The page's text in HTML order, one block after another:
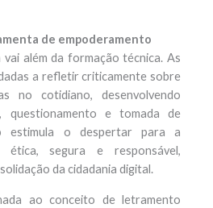
de empoderamento
além da formação técnica. As
a refletir criticamente sobre
no cotidiano, desenvolvendo
questionamento e tomada de
estimula o despertar para a
segura e responsável,
da cidadania digital.
ao conceito de letramento